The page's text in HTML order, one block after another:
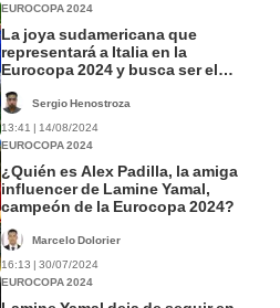
EUROCOPA 2024
La joya sudamericana que
representará a Italia en la
Eurocopa 2024 y busca ser el
Sergio Henostroza
13:41 | 14/08/2024
EUROCOPA 2024
¿Quién es Alex Padilla, la amiga
influencer de Lamine Yamal,
campeón de la Eurocopa 2024?
Marcelo Dolorier
16:13 | 30/07/2024
EUROCOPA 2024